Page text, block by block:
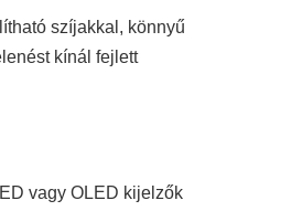
szíjakkal, könnyű
kínál fejlett
vagy OLED kijelzők